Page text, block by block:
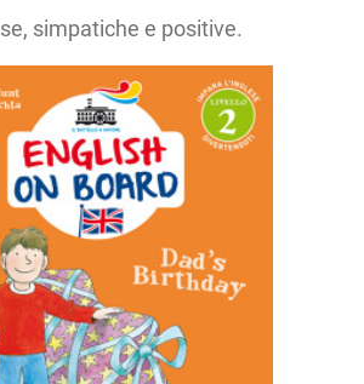
simpatiche e positive.